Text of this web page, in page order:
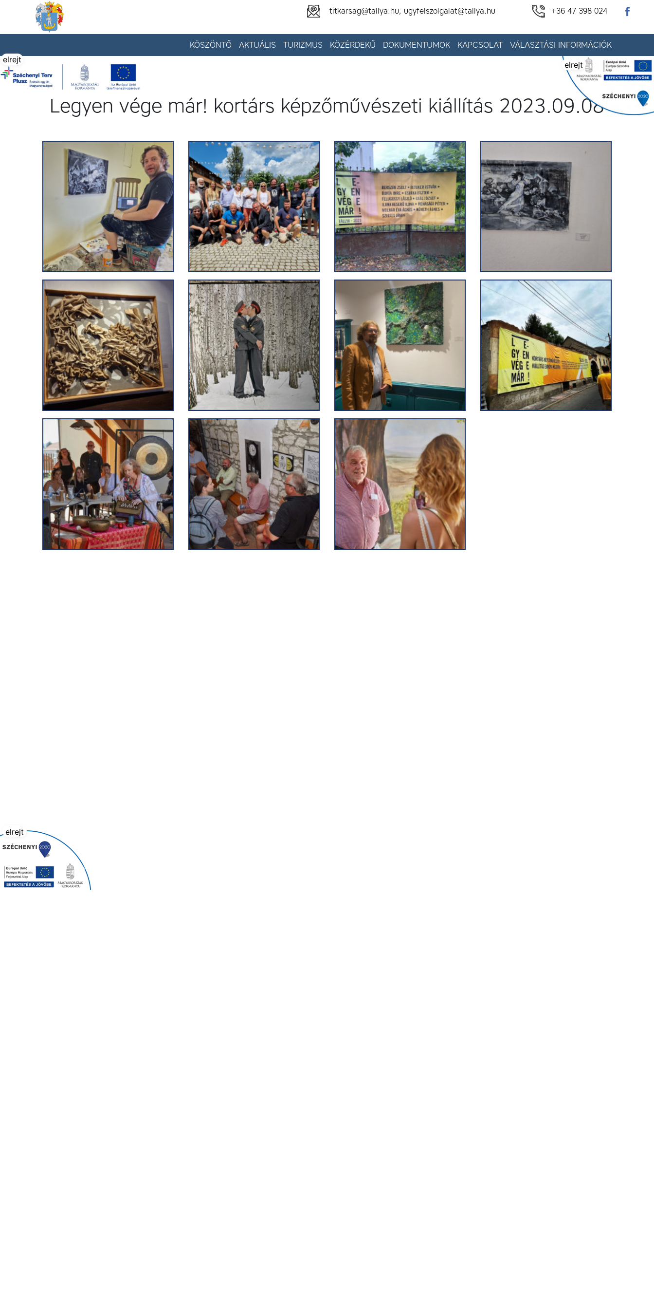
titkarsag@tallya.hu, ugyfelszolgalat@tallya.hu +36 47 398 024
KÖSZÖNTŐ AKTUÁLIS TURIZMUS KÖZÉRDEKŰ DOKUMENTUMOK KAPCSOLAT
VÁLASZTÁSI INFORMÁCIÓK
elrejt
elrejt
Legyen vége már! kortárs képzőművészeti kiállítás 2023.09.08
elrejt